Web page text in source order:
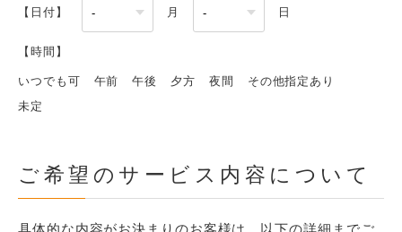
【日付】 月 日
【時間】
いつでも可 午前 午後 夕方 夜間
その他指定あり
未定
ご希望のサービス内容について
具体的な内容がお決まりのお客様は、以下の詳細までご